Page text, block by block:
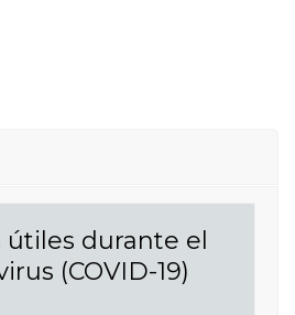
útiles durante el
(COVID-19)